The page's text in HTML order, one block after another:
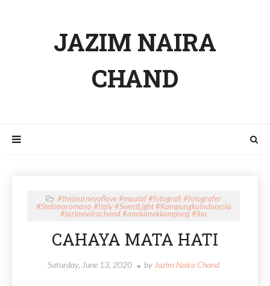
JAZIM NAIRA
CHAND
#thejourneyoflove #mualaf #fotografi #fotografer
#Stefanoromano #Italy #SweetLight #KampungkuIndonesia
#jazimnairachand #anakanakkampung #ibu
CAHAYA MATA HATI
Saturday, June 13, 2020 by Jazim Naira Chand